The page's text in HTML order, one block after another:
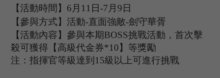
【活動時間】 6 月 11 日-7 月9日
【參與方式】 活動-直面強敵-劍守華胥
【活動內容】參與本期BOSS挑戰活動，首次擊
殺可獲得【高級代金券*10】等獎勵
注：指揮官等級達到 15級以上可進行挑戰